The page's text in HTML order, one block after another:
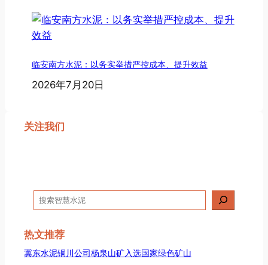
临安南方水泥：以务实举措严控成本、提升效益
2026年7月20日
关注我们
搜
索
热文推荐
冀东水泥铜川公司杨泉山矿入选国家绿色矿山